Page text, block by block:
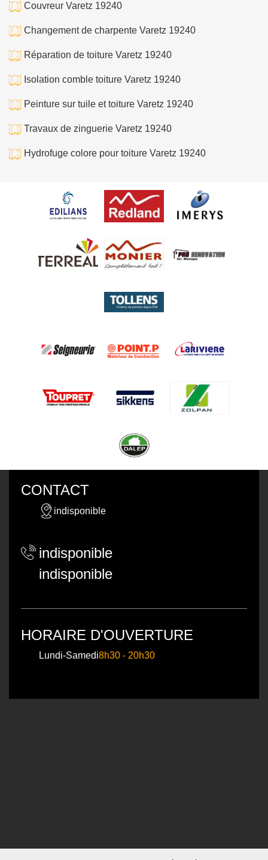
Couvreur Varetz 19240
Changement de charpente Varetz 19240
Réparation de toiture Varetz 19240
Isolation comble toiture Varetz 19240
Peinture sur tuile et toiture Varetz 19240
Travaux de zinguerie Varetz 19240
Hydrofuge colore pour toiture Varetz 19240
CONTACT
indisponible
indisponible
indisponible
HORAIRE D'OUVERTURE
Lundi-Samedi8h30 - 20h30